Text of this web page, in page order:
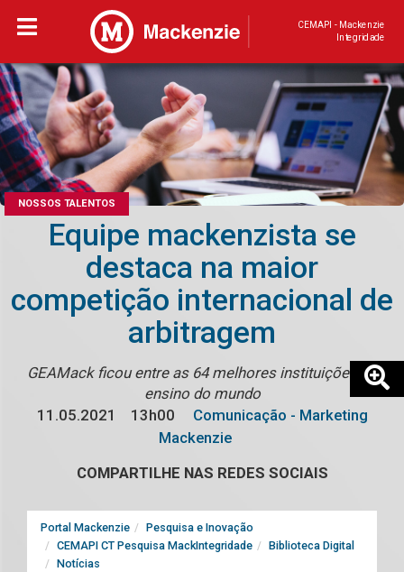
CEMAPI - Mackenzie
Integridade
NOSSOS TALENTOS
Equipe mackenzista se
destaca na maior
competição internacional de
arbitragem
GEAMack ficou entre as 64 melhores instituições de
ensino do mundo
11.05.2021
13h00
Comunicação - Marketing
Mackenzie
COMPARTILHE NAS REDES SOCIAIS
Portal Mackenzie
Pesquisa e Inovação
CEMAPI CT Pesquisa MackIntegridade
Biblioteca Digital
Notícias